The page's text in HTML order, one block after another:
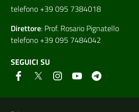
telefono +39 095 7384018
Direttore: Prof. Rosario Pignatello
telefono +39 095 7484042
SEGUICI SU
Link e informazioni utili